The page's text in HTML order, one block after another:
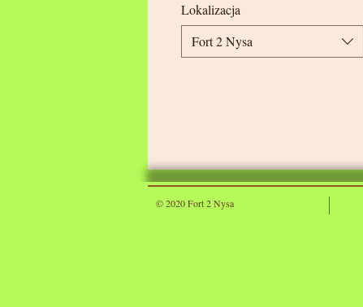
Lokalizacja
Fort 2 Nysa
© 2020 Fort 2 Nysa